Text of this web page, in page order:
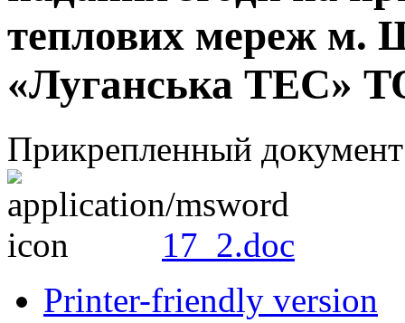
теплових мереж м.
«Луганська ТЕС»
Прикрепленный
17_2.doc
Printer-friendly version